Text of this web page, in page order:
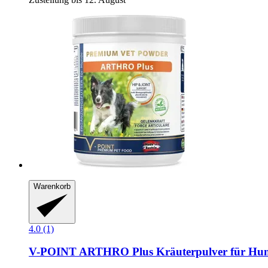
Warenkorb
4.0 (1)
V-POINTARTHRO Plus Kräuterpulver für